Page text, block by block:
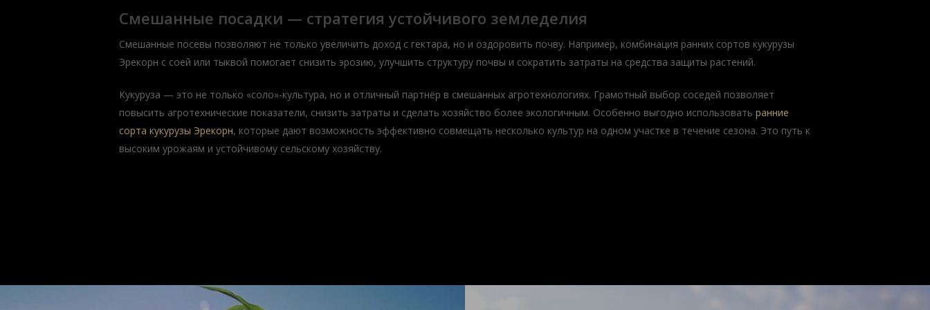
Смешанные посадки — стратегия устойчивого земледелия
Смешанные посевы позволяют не только увеличить доход с гектара, но и оздоровить почву. Например, комбинация ранних сортов кукурузы
Эрекорн с соей или тыквой помогает снизить эрозию, улучшить структуру почвы и сократить затраты на средства защиты растений.
Кукуруза — это не только «соло»-культура, но и отличный партнёр в смешанных агротехнологиях. Грамотный выбор соседей позволяет
повысить агротехнические показатели, снизить затраты и сделать хозяйство более экологичным. Особенно выгодно использовать ранние
сорта кукурузы Эрекорн, которые дают возможность эффективно совмещать несколько культур на одном участке в течение сезона. Это путь к
высоким урожаям и устойчивому сельскому хозяйству.